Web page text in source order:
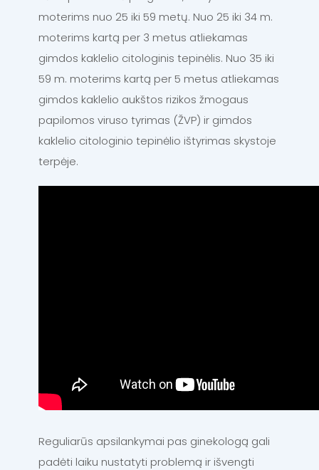
moterims nuo 25 iki 59 metų. Nuo 25 iki 34 m.
moterims kartą per 3 metus atliekamas
gimdos kaklelio citologinis tepinėlis. Nuo 35 iki
59 m. moterims kartą per 5 metus atliekamas
gimdos kaklelio aukštos rizikos žmogaus
papilomos viruso tyrimas (ŽVP) ir gimdos
kaklelio citologinio tepinėlio ištyrimas skystoje
terpėje.
Reguliarūs apsilankymai pas ginekologą gali
padėti laiku nustatyti problemą ir išvengti